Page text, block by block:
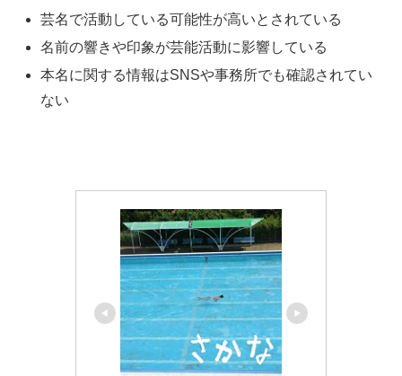
芸名で活動している可能性が高いとされている
名前の響きや印象が芸能活動に影響している
本名に関する情報はSNSや事務所でも確認されてい
ない